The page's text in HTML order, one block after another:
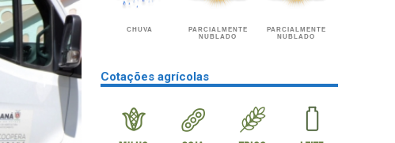
CHUVA
PARCIALMENTE
NUBLADO
PARCIALMENTE
NUBLADO
Cotações agrícolas